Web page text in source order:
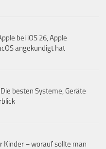
bei iOS 26, Apple
angekündigt hat
besten Systeme, Geräte
Kinder – worauf sollte man